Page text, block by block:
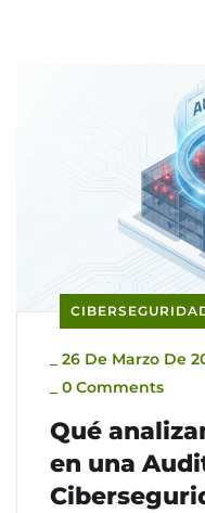
26 De Marzo De
0 Comments
Qué
en una